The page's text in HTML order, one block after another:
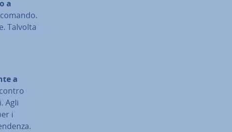
a
Talvolta
a
Agli
i